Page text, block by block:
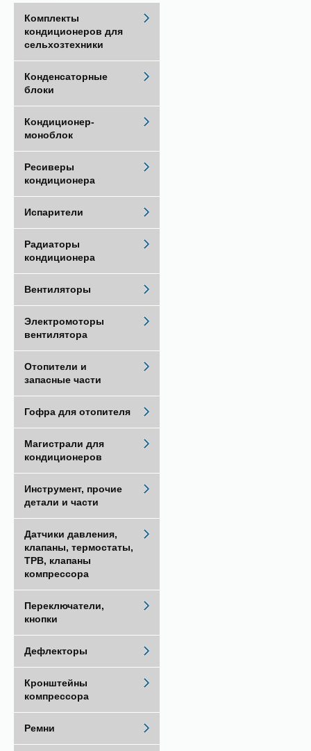
Комплекты
кондиционеров для
сельхозтехники
Конденсаторные
блоки
Кондиционер-
моноблок
Ресиверы
кондиционера
Испарители
Радиаторы
кондиционера
Вентиляторы
Электромоторы
вентилятора
Отопители и
запасные части
Гофра для отопителя
Магистрали для
кондиционеров
Инструмент, прочие
детали и части
Датчики давления,
клапаны, термостаты,
ТРВ, клапаны
компрессора
Переключатели,
кнопки
Дефлекторы
Кронштейны
компрессора
Ремни